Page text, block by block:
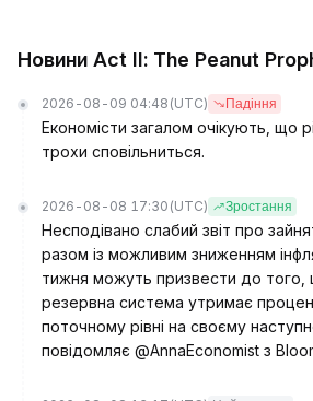
Новини Act II: The Peanut
2026-08-09 04:48 (UTC) Падіння
Економісти загалом очікують, що
трохи сповільниться.
2026-08-08 17:30 (UTC) Зростання
Несподівано слабий звіт про
разом із можливим зниженням
тижня можуть призвести до
резервна система утримає
поточному рівні на своєму
повідомляє @AnnaEconomist з